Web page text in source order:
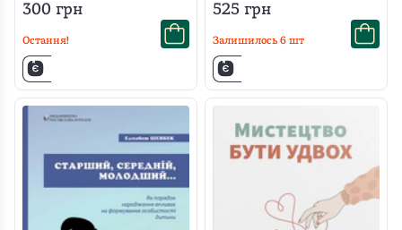
300 грн
Остання!
525 грн
Залишилось 6 шт